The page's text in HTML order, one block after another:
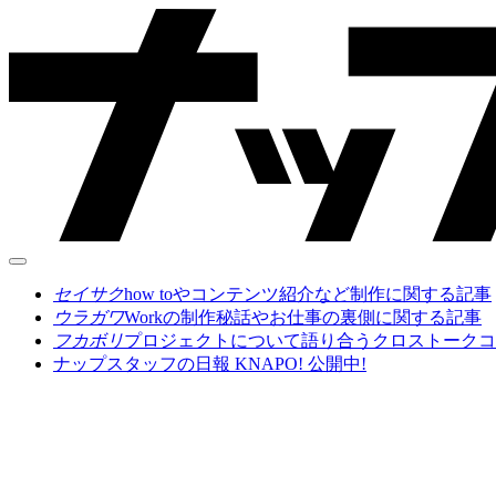
セイサクhow toやコンテンツ紹介など制作に関する記事
ウラガワWorkの制作秘話やお仕事の裏側に関する記事
フカボリプロジェクトについて語り合うクロストーク
ナップスタッフの日報 KNAPO! 公開中!